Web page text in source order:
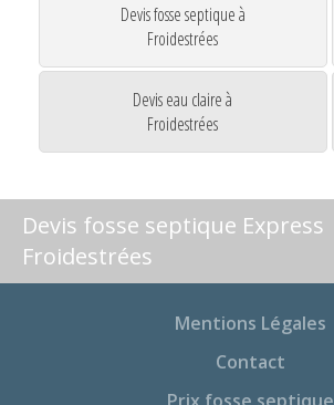
Devis fosse septique à
Froidestrées
Devis eau claire à
Froidestrées
Devis fosse septique Express
Froidestrées
Mentions Légales
Contact